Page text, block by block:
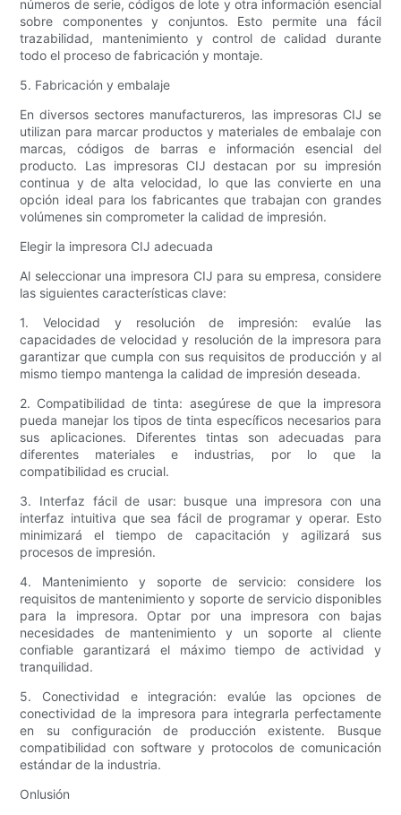
números de serie, códigos de lote y otra información esencial
sobre componentes y conjuntos. Esto permite una fácil
trazabilidad, mantenimiento y control de calidad durante
todo el proceso de fabricación y montaje.
5. Fabricación y embalaje
En diversos sectores manufactureros, las impresoras CIJ se
utilizan para marcar productos y materiales de embalaje con
marcas, códigos de barras e información esencial del
producto. Las impresoras CIJ destacan por su impresión
continua y de alta velocidad, lo que las convierte en una
opción ideal para los fabricantes que trabajan con grandes
volúmenes sin comprometer la calidad de impresión.
Elegir la impresora CIJ adecuada
Al seleccionar una impresora CIJ para su empresa, considere
las siguientes características clave:
1. Velocidad y resolución de impresión: evalúe las
capacidades de velocidad y resolución de la impresora para
garantizar que cumpla con sus requisitos de producción y al
mismo tiempo mantenga la calidad de impresión deseada.
2. Compatibilidad de tinta: asegúrese de que la impresora
pueda manejar los tipos de tinta específicos necesarios para
sus aplicaciones. Diferentes tintas son adecuadas para
diferentes materiales e industrias, por lo que la
compatibilidad es crucial.
3. Interfaz fácil de usar: busque una impresora con una
interfaz intuitiva que sea fácil de programar y operar. Esto
minimizará el tiempo de capacitación y agilizará sus
procesos de impresión.
4. Mantenimiento y soporte de servicio: considere los
requisitos de mantenimiento y soporte de servicio disponibles
para la impresora. Optar por una impresora con bajas
necesidades de mantenimiento y un soporte al cliente
confiable garantizará el máximo tiempo de actividad y
tranquilidad.
5. Conectividad e integración: evalúe las opciones de
conectividad de la impresora para integrarla perfectamente
en su configuración de producción existente. Busque
compatibilidad con software y protocolos de comunicación
estándar de la industria.
Onlusión